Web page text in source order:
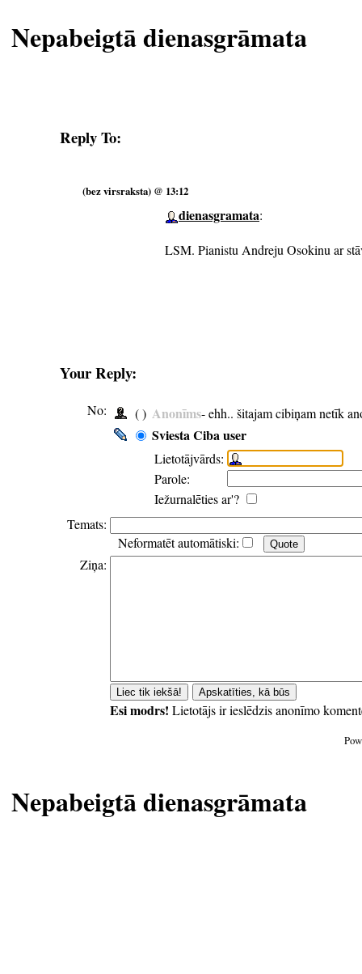
Nepabeigtā dienasgrāmata
Reply To:
(bez virsraksta) @ 13:12
dienasgramata:
LSM. Pianistu Andreju Osokinu ar
Your Reply:
No: ( ) Anonīms- ehh.. šitajam cibiņam netīk
Sviesta Ciba user
Lietotājvārds:
Parole:
Iežurnalēties ar'?
Temats:
Neformatēt automātiski:
Ziņa:
Esi modrs! Lietotājs ir ieslēdzis anonīmo
Nepabeigtā dienasgrāmata